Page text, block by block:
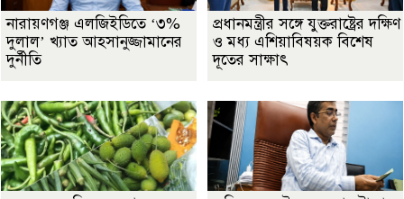
নারায়ণগঞ্জ এলজিইডিতে ‘৩%
দুলাল’ খ্যাত আহসানুজ্জামানের
দুর্নীতি
প্রধানমন্ত্রীর সঙ্গে যুক্তরাষ্ট্রের দক্ষিণ
ও মধ্য এশিয়াবিষয়ক বিশেষ
দূতের সাক্ষাৎ